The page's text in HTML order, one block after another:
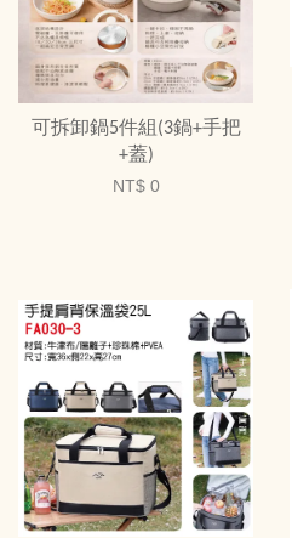
可拆卸鍋5件組(3鍋+手把
+蓋)
NT$ 0